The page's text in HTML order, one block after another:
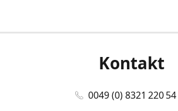
Kontakt
0049 (0) 8321 220 54